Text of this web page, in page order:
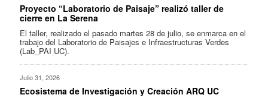
Proyecto “Laboratorio de Paisaje” realizó taller de
cierre en La Serena
El taller, realizado el pasado martes 28 de julio, se enmarca en el
trabajo del Laboratorio de Paisajes e Infraestructuras Verdes
(Lab_PAI UC).
Julio 31, 2026
Ecosistema de Investigación y Creación ARQ UC